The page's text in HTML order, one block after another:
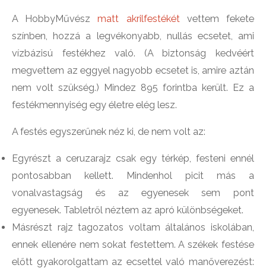
A HobbyMűvészmatt akrilfestékétvettem fekete
színben, hozzá a legvékonyabb, nullás ecsetet, ami
vízbázisú festékhez való. (A biztonság kedvéért
megvettem az eggyel nagyobb ecsetet is, amire aztán
nem volt szükség.) Mindez 895 forintba került. Ez a
festékmennyiség egy életre elég lesz.
A festés egyszerűnek néz ki, de nem volt az:
Egyrészt a ceruzarajz csak egy térkép, festeni ennél
pontosabban kellett. Mindenhol picit más a
vonalvastagság és az egyenesek sem pont
egyenesek. Tabletről néztem az apró különbségeket.
Másrészt rajz tagozatos voltam általános iskolában,
ennek ellenére nem sokat festettem. A székek festése
előtt gyakorolgattam az ecsettel való manőverezést: